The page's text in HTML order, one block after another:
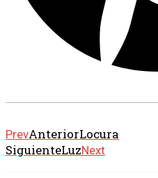
PrevAnteriorLocura
SiguienteLuzNext